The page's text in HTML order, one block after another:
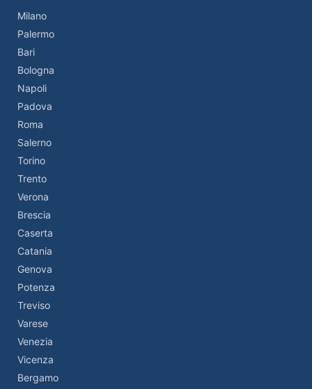
Milano
Palermo
Bari
Bologna
Napoli
Padova
Roma
Salerno
Torino
Trento
Verona
Brescia
Caserta
Catania
Genova
Potenza
Treviso
Varese
Venezia
Vicenza
Bergamo